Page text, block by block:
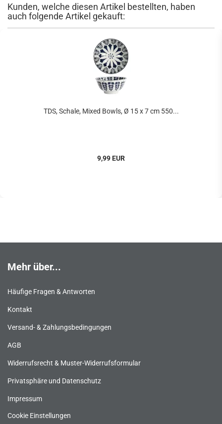
Kunden, welche diesen Artikel bestellten, haben
auch folgende Artikel gekauft:
TDS, Schale, Mixed Bowls, Ø 15 x 7 cm 550...
9,99 EUR
Mehr über...
Häufige Fragen & Antworten
Kontakt
Versand- & Zahlungsbedingungen
AGB
Widerrufsrecht & Muster-Widerrufsformular
Privatsphäre und Datenschutz
Impressum
Cookie Einstellungen